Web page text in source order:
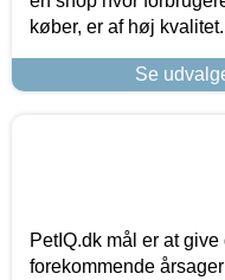
køber, er af høj
Se
PetIQ.dk mål er at
forekommende